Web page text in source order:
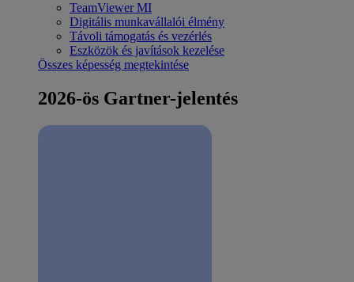
TeamViewer MI
Digitális munkavállalói élmény
Távoli támogatás és vezérlés
Eszközök és javítások kezelése
Összes képesség megtekintése
2026-ös Gartner-jelentés